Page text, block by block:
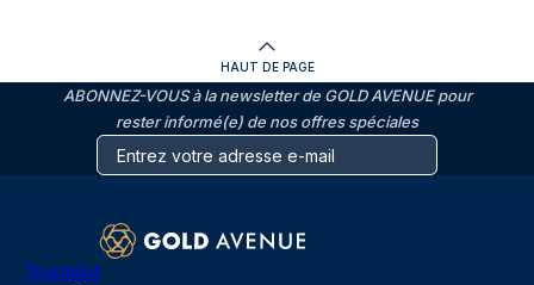
HAUT DE PAGE
ABONNEZ-VOUS à la newsletter de GOLD AVENUE pour
rester informé(e) de nos offres spéciales
Trustpilot